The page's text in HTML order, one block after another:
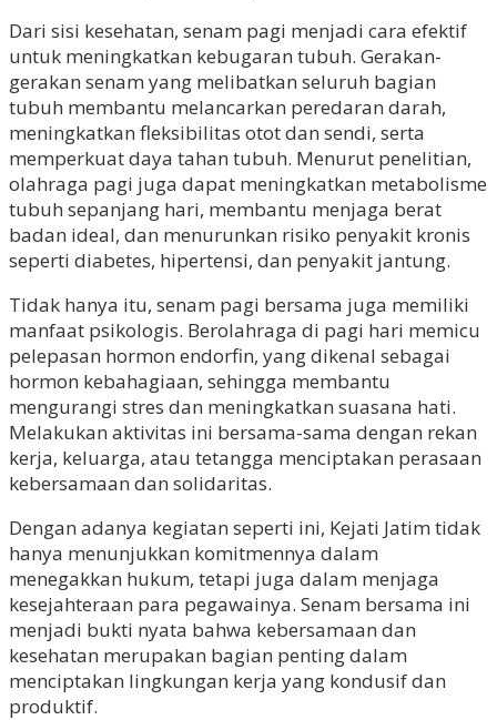
Dari sisi kesehatan, senam pagi menjadi cara efektif
untuk meningkatkan kebugaran tubuh. Gerakan-
gerakan senam yang melibatkan seluruh bagian
tubuh membantu melancarkan peredaran darah,
meningkatkan fleksibilitas otot dan sendi, serta
memperkuat daya tahan tubuh. Menurut penelitian,
olahraga pagi juga dapat meningkatkan metabolisme
tubuh sepanjang hari, membantu menjaga berat
badan ideal, dan menurunkan risiko penyakit kronis
seperti diabetes, hipertensi, dan penyakit jantung.
Tidak hanya itu, senam pagi bersama juga memiliki
manfaat psikologis. Berolahraga di pagi hari memicu
pelepasan hormon endorfin, yang dikenal sebagai
hormon kebahagiaan, sehingga membantu
mengurangi stres dan meningkatkan suasana hati.
Melakukan aktivitas ini bersama-sama dengan rekan
kerja, keluarga, atau tetangga menciptakan perasaan
kebersamaan dan solidaritas.
Dengan adanya kegiatan seperti ini, Kejati Jatim tidak
hanya menunjukkan komitmennya dalam
menegakkan hukum, tetapi juga dalam menjaga
kesejahteraan para pegawainya. Senam bersama ini
menjadi bukti nyata bahwa kebersamaan dan
kesehatan merupakan bagian penting dalam
menciptakan lingkungan kerja yang kondusif dan
produktif.